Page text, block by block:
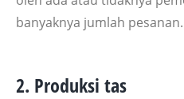
banyaknya jumlah pesanan.
2. Produksi tas